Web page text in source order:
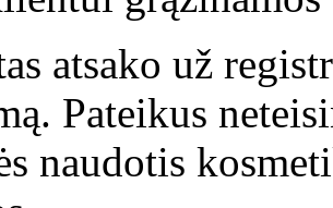
atsako už
Pateikus
naudotis